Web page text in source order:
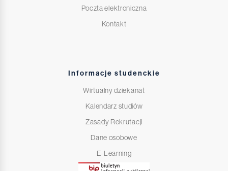
Poczta elektroniczna
Kontakt
Informacje studenckie
Wirtualny dziekanat
Kalendarz studiów
Zasady Rekrutacji
Dane osobowe
E-Learning